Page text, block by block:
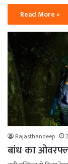
Read More »
Rajasthandeep
बांध का